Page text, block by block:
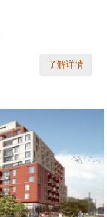
了解详情